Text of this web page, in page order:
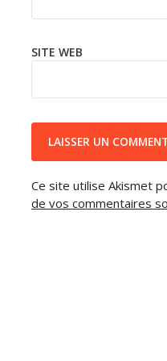
SITE WEB
Ce site utilise Akismet
de vos commentaires